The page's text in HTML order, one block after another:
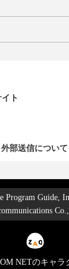
ト
部送信について
Program Guide,
NETのキャラ